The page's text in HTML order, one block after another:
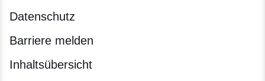
Datenschutz
Barriere melden
Inhaltsübersicht